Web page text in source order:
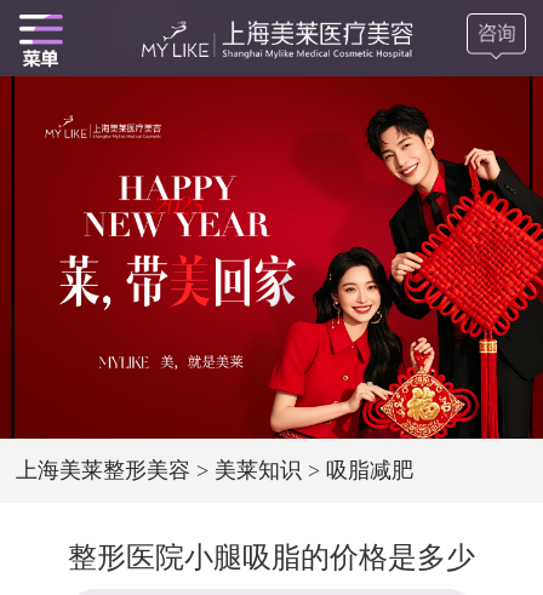
上海美莱整形美容 > 美莱知识 >吸脂减肥
整形医院小腿吸脂的价格是多少